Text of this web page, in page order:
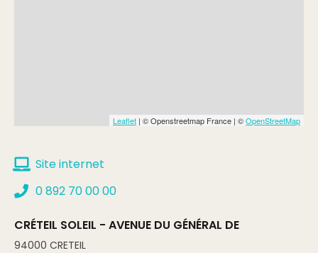
Leaflet | © Openstreetmap France | ©OpenStreetMap
Site internet
0 892 70 00 00
CRÉTEIL SOLEIL - AVENUE DU GÉNÉRAL DE
94000 CRETEIL